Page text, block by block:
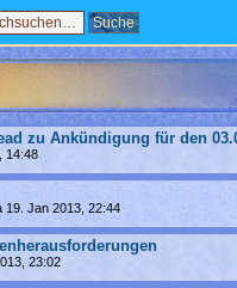
zu Ankündigung für den
14:48
19. Jan 2013, 22:44
23:02